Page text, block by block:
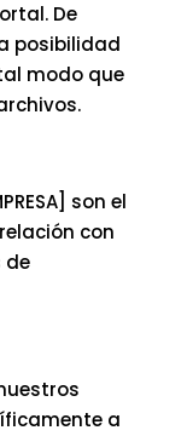
De
posibilidad
modo que
son el
con
de
a